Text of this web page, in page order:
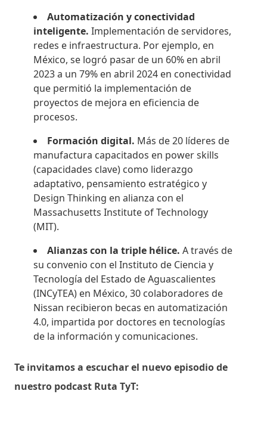
Automatización y conectividad
inteligente. Implementación de servidores,
redes e infraestructura. Por ejemplo, en
México, se logró pasar de un 60% en abril
2023 a un 79% en abril 2024 en conectividad
que permitió la implementación de
proyectos de mejora en eficiencia de
procesos.
Formación digital. Más de 20 líderes de
manufactura capacitados en power skills
(capacidades clave) como liderazgo
adaptativo, pensamiento estratégico y
Design Thinking en alianza con el
Massachusetts Institute of Technology
(MIT).
Alianzas con la triple hélice. A través de
su convenio con el Instituto de Ciencia y
Tecnología del Estado de Aguascalientes
(INCyTEA) en México, 30 colaboradores de
Nissan recibieron becas en automatización
4.0, impartida por doctores en tecnologías
de la información y comunicaciones.
Te invitamos a escuchar el nuevo episodio de
nuestro podcast Ruta TyT: